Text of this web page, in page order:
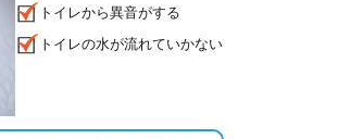
トイレから異音がする
トイレの水が流れていかない